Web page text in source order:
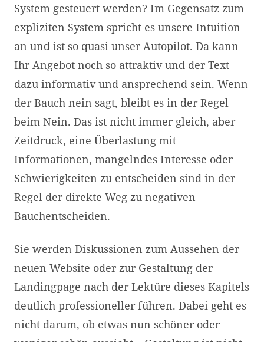
System gesteuert werden? Im Gegensatz zum
expliziten System spricht es unsere Intuition
an und ist so quasi unser Autopilot. Da kann
Ihr Angebot noch so attraktiv und der Text
dazu informativ und ansprechend sein. Wenn
der Bauch nein sagt, bleibt es in der Regel
beim Nein. Das ist nicht immer gleich, aber
Zeitdruck, eine Überlastung mit
Informationen, mangelndes Interesse oder
Schwierigkeiten zu entscheiden sind in der
Regel der direkte Weg zu negativen
Bauchentscheiden.
Sie werden Diskussionen zum Aussehen der
neuen Website oder zur Gestaltung der
Landingpage nach der Lektüre dieses Kapitels
deutlich professioneller führen. Dabei geht es
nicht darum, ob etwas nun schöner oder